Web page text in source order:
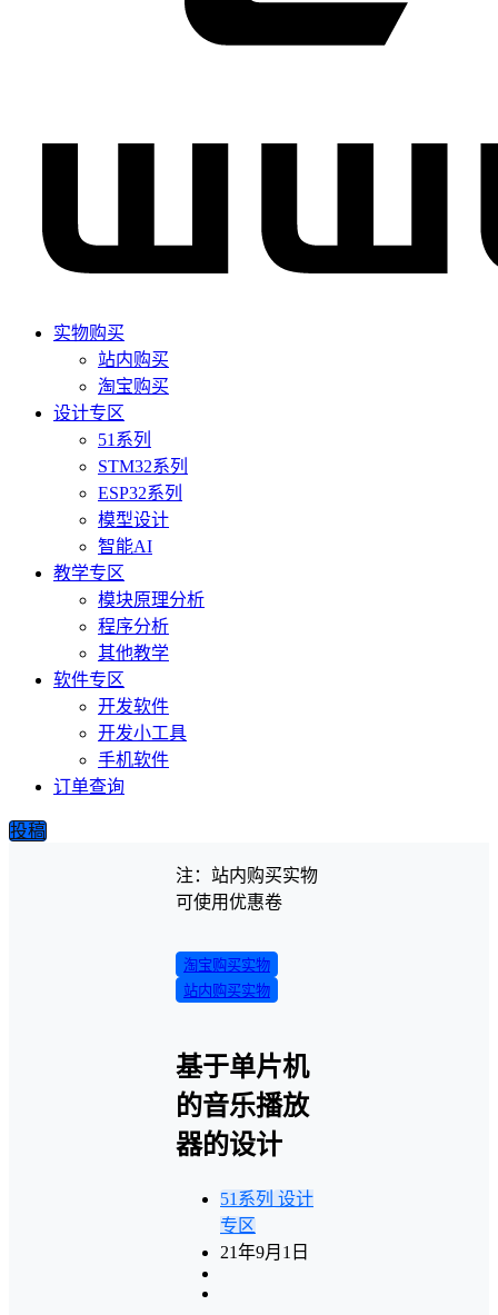
实物购买
站内购买
淘宝购买
设计专区
51系列
STM32系列
ESP32系列
模型设计
智能AI
教学专区
模块原理分析
程序分析
其他教学
软件专区
开发软件
开发小工具
手机软件
订单查询
投稿
注：站内购买实物
可使用优惠卷
淘宝购买实物
站内购买实物
基于单片机
的音乐播放
器的设计
51系列 设计
专区
21年9月1日